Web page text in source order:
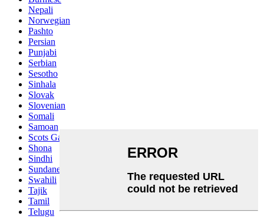
Nepali
Norwegian
Pashto
Persian
Punjabi
Serbian
Sesotho
Sinhala
Slovak
Slovenian
Somali
Samoan
Scots Gaelic
Shona
Sindhi
Sundanese
Swahili
Tajik
Tamil
Telugu